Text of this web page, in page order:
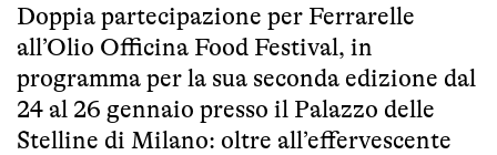
Doppia partecipazione per Ferrarelle
all’Olio Officina Food Festival, in
programma per la sua seconda edizione dal
24 al 26 gennaio presso il Palazzo delle
Stelline di Milano: oltre all’effervescente